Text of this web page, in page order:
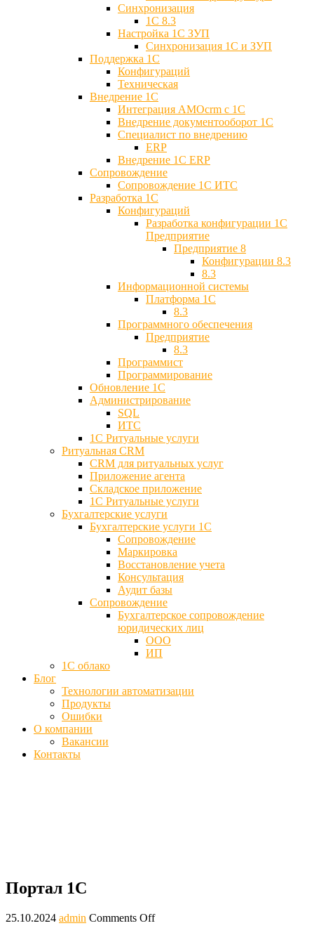
Синхронизация
1С 8.3
Настройка 1С ЗУП
Синхронизация 1С и ЗУП
Поддержка 1С
Конфигураций
Техническая
Внедрение 1С
Интеграция AMOcrm с 1C
Внедрение документооборот 1С
Специалист по внедрению
ERP
Внедрение 1С ERP
Cопровождение
Cопровождение 1С ИТС
Разработка 1C
Конфигураций
Разработка конфигурации 1С
Предприятие
Предприятие 8
Конфигурации 8.3
8.3
Информационной системы
Платформа 1С
8.3
Программного обеспечения
Предприятие
8.3
Программист
Программирование
Обновление 1С
Администрирование
SQL
ИТС
1С Ритуальные услуги
Ритуальная CRM
CRM для ритуальных услуг
Приложение агента
Складское приложение
1С Ритуальные услуги
Бухгалтерские услуги
Бухгалтерские услуги 1С
Сопровождение
Маркировка
Восстановление учета
Консультация
Аудит базы
Cопровождение
Бухгалтерское сопровождение
юридических лиц
ООО
ИП
1С облако
Блог
Технологии автоматизации
Продукты
Ошибки
О компании
Вакансии
Контакты
Портал 1С
25.10.2024 admin Comments Off